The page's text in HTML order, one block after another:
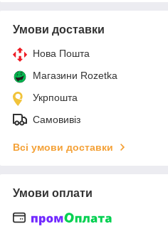
Умови доставки
Нова Пошта
Магазини Rozetka
Укрпошта
Самовивіз
Всі умови доставки
Умови оплати